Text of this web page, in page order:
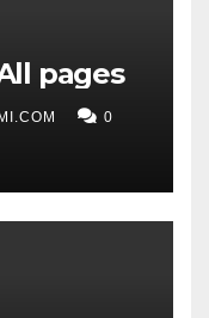
All pages
0